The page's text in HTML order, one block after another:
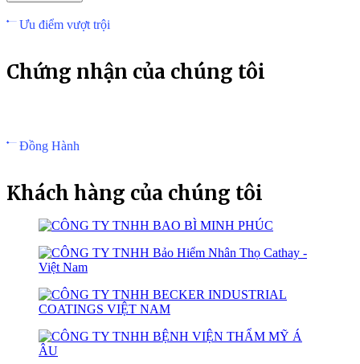
Ưu điểm vượt trội
Chứng nhận của chúng tôi
Đồng Hành
Khách hàng của chúng tôi